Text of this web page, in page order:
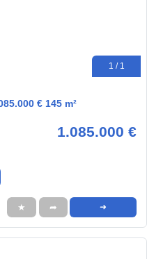
1 / 1
€ 145 m²
1.085.000 €
★ ➦ ➜